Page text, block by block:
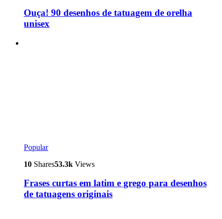
Ouça! 90 desenhos de tatuagem de orelha
unisex
Popular
10 Shares53.3k Views
Frases curtas em latim e grego para desenhos
de tatuagens originais